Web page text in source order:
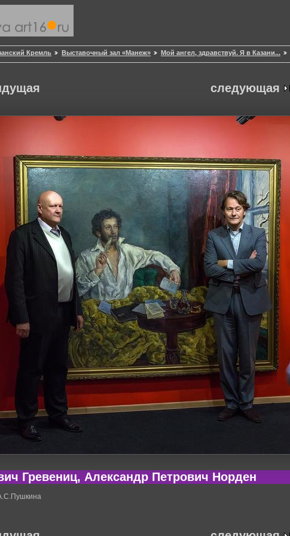
Кремль Выставочный зал «Манеж» Мой ангел, здравствуй. Я в Казани...
следующая
Гревениц, Александр Петрович Норден